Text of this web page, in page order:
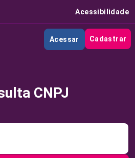
Acessibilidade
Acessar Cadastrar
CNPJ